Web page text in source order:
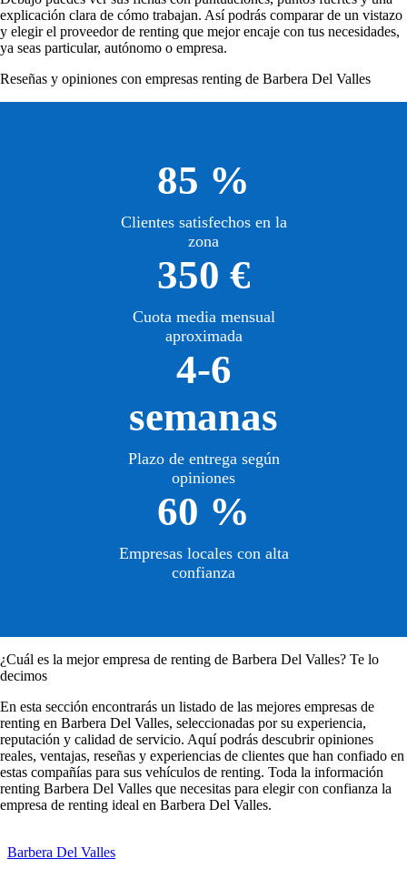
explicación clara de cómo trabajan. Así podrás comparar de un vistazo
y elegir el proveedor de renting que mejor encaje con tus necesidades,
ya seas particular, autónomo o empresa.
Reseñas y opiniones con empresas renting de Barbera Del Valles
85 %
Clientes satisfechos en la
zona
350 €
Cuota media mensual
aproximada
4-6
semanas
Plazo de entrega según
opiniones
60 %
Empresas locales con alta
confianza
¿Cuál es la mejor empresa de renting de Barbera Del Valles? Te lo
decimos
En esta sección encontrarás un listado de las mejores empresas de
renting en Barbera Del Valles, seleccionadas por su experiencia,
reputación y calidad de servicio. Aquí podrás descubrir opiniones
reales, ventajas, reseñas y experiencias de clientes que han confiado en
estas compañías para sus vehículos de renting. Toda la información
renting Barbera Del Valles que necesitas para elegir con confianza la
empresa de renting ideal en Barbera Del Valles.
Barbera Del Valles